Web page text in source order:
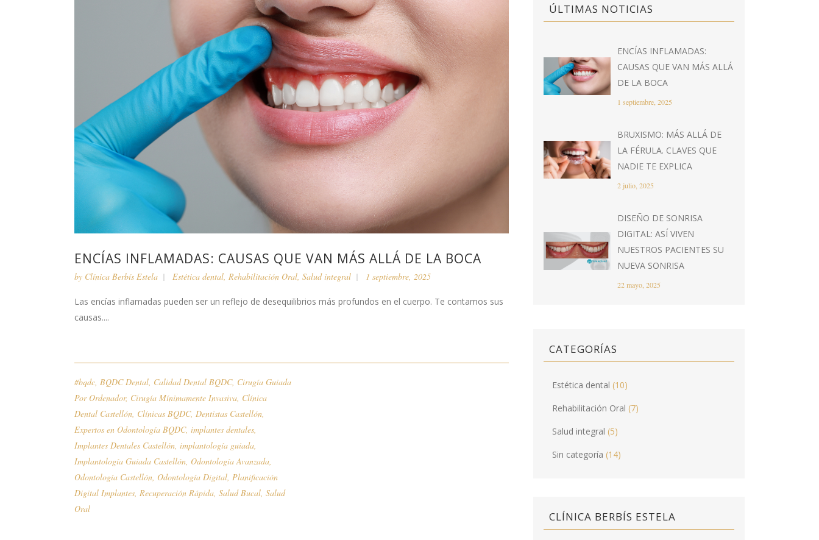
ENCÍAS INFLAMADAS: CAUSAS QUE VAN MÁS ALLÁ DE LA BOCA
by Clínica Berbís Estela Estética dental, Rehabilitación Oral, Salud integral 1 septiembre, 2025
Las encías inflamadas pueden ser un reflejo de desequilibrios más profundos en el cuerpo. Te contamos sus
causas....
#bqdc, BQDC Dental, Calidad Dental BQDC, Cirugía Guiada
Por Ordenador, Cirugía Mínimamente Invasiva, Clínica
Dental Castellón, Clínicas BQDC, Dentistas Castellón,
Expertos en Odontología BQDC, implantes dentales,
Implantes Dentales Castellón, implantología guiada,
Implantología Guiada Castellón, Odontología Avanzada,
Odontología Castellón, Odontología Digital, Planificación
Digital Implantes, Recuperación Rápida, Salud Bucal, Salud
Oral
ÚLTIMAS NOTICIAS
ENCÍAS INFLAMADAS:
CAUSAS QUE VAN MÁS ALLÁ
DE LA BOCA
1 septiembre, 2025
BRUXISMO: MÁS ALLÁ DE
LA FÉRULA. CLAVES QUE
NADIE TE EXPLICA
2 julio, 2025
DISEÑO DE SONRISA
DIGITAL: ASÍ VIVEN
NUESTROS PACIENTES SU
NUEVA SONRISA
22 mayo, 2025
CATEGORÍAS
Estética dental (10)
Rehabilitación Oral (7)
Salud integral (5)
Sin categoría (14)
CLÍNICA BERBÍS ESTELA